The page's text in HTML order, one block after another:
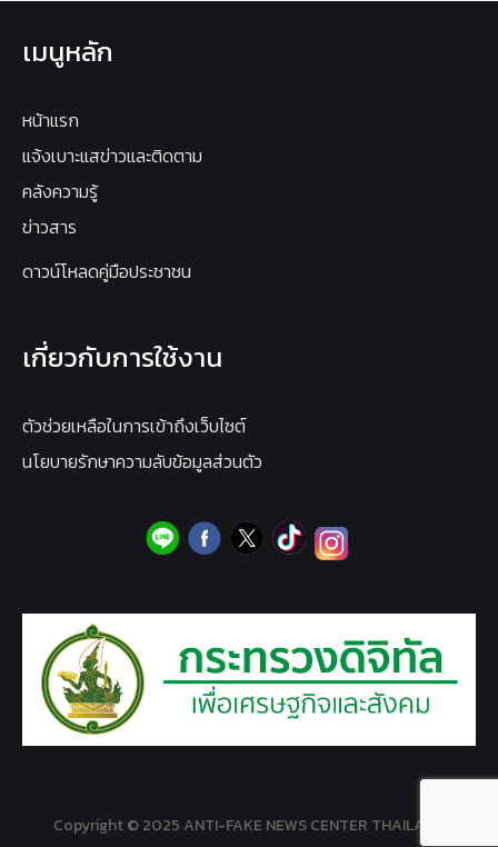
เมนูหลัก
หน้าแรก
แจ้งเบาะแสข่าวและติดตาม
คลังความรู้
ข่าวสาร
ดาวน์โหลดคู่มือประชาชน
เกี่ยวกับการใช้งาน
ตัวช่วยเหลือในการเข้าถึงเว็บไซต์
นโยบายรักษาความลับข้อมูลส่วนตัว
Copyright © 2025 ANTI-FAKE NEWS CENTER THAILAND